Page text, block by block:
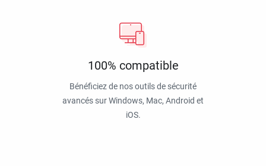
100% compatible
Bénéficiez de nos outils de sécurité
avancés sur Windows, Mac, Android et
iOS.